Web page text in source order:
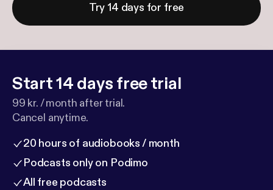
Try 14 days for free
Start 14 days free trial
99 kr. / month after trial.
Cancel anytime.
20 hours of audiobooks / month
Podcasts only on Podimo
All free podcasts